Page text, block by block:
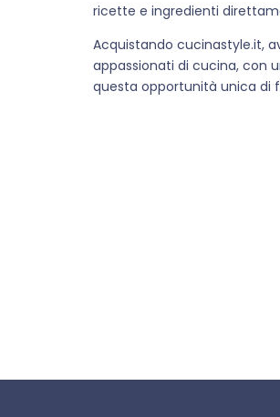
ricette e ingredienti
Acquistando cucinastyle.it,
appassionati di cucina, con
questa opportunità unica di